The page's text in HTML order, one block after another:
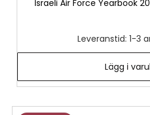
Israeli Air Force Yearbook
Leveranstid: 1-3
Lägg i